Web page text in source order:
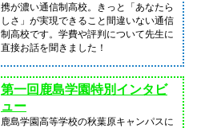
携が濃い通信制高校。きっと「あなたら
しさ」が実現できること間違いない通信
制高校です。学費や評判について先生に
直接お話を聞きました！
第一回鹿島学園特別インタビ
ュー
鹿島学園高等学校の秋葉原キャンパスに